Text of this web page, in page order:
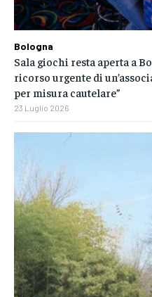
Bologna
Sala giochi resta aperta a
ricorso urgente di
per misura cautelare”
23 Luglio 2026